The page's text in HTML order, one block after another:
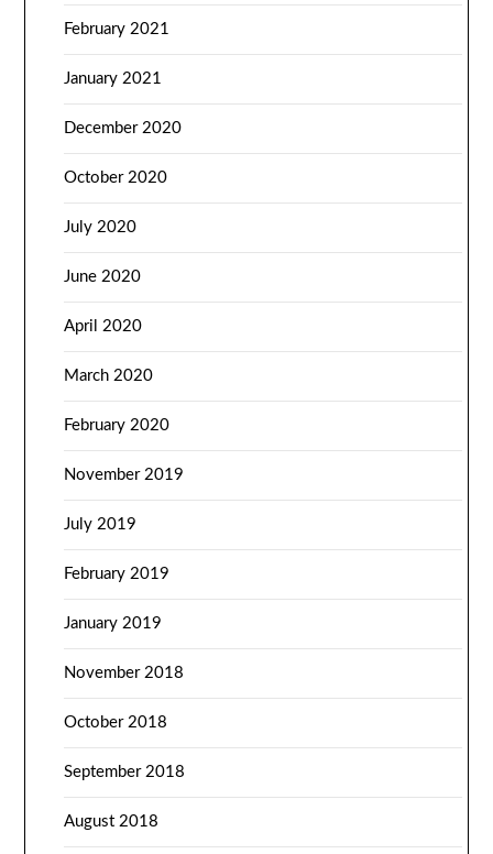
February 2021
January 2021
December 2020
October 2020
July 2020
June 2020
April 2020
March 2020
February 2020
November 2019
July 2019
February 2019
January 2019
November 2018
October 2018
September 2018
August 2018